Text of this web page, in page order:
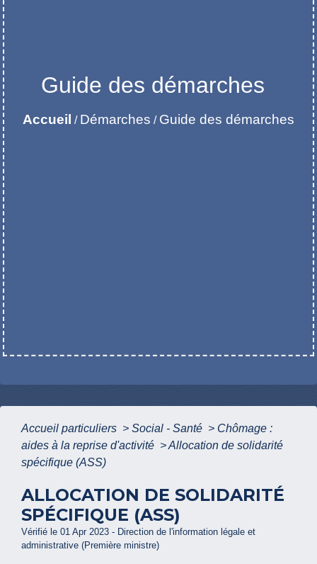
Guide des démarches
Accueil / Démarches / Guide des démarches
Accueil particuliers > Social - Santé > Chômage :
aides à la reprise d'activité >Allocation de solidarité
spécifique (ASS)
ALLOCATION DE SOLIDARITÉ
SPÉCIFIQUE (ASS)
Vérifié le 01 Apr 2023 - Direction de l'information légale et
administrative (Première ministre)